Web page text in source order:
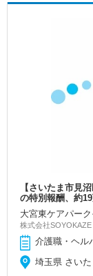
【さいたま市見
の特別報酬、約
大宮東ケアパー
株式会社SOYOKAZE
介護職・ヘル
埼玉県 さい